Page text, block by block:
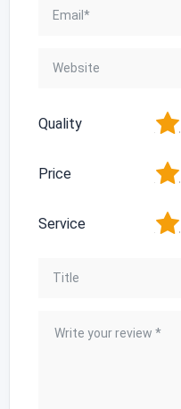
Quality 2
Price 2
Service 2